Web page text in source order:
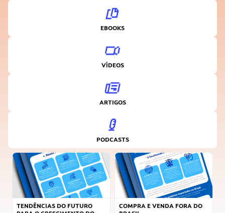
EBOOKS
VÍDEOS
ARTIGOS
PODCASTS
TENDÊNCIAS DO FUTURO
COMPRA E VENDA FORA DO